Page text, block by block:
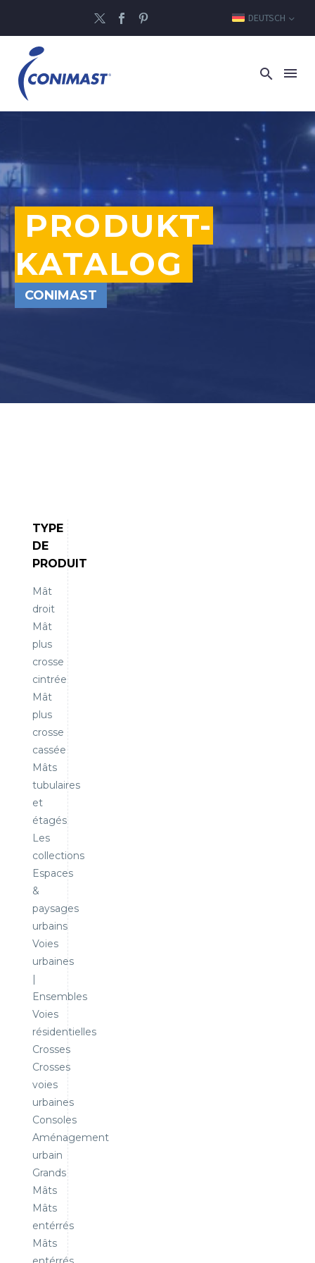
DEUTSCH
PRODUKT-
KATALOG
CONIMAST
TYPE
DE
PRODUIT
Mât
droit
Mât
plus
crosse
cintrée
Mât
plus
crosse
cassée
Mâts
tubulaires
et
étagés
Les
collections
Espaces
&
paysages
urbains
Voies
urbaines
|
Ensembles
Voies
résidentielles
Crosses
Crosses
voies
urbaines
Consoles
Aménagement
urbain
Grands
Mâts
Mâts
entérrés
Mâts